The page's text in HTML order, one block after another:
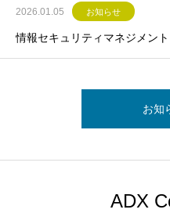
2026.01.05 お知らせ
情報セキュリティマネジメン
お知
ADX